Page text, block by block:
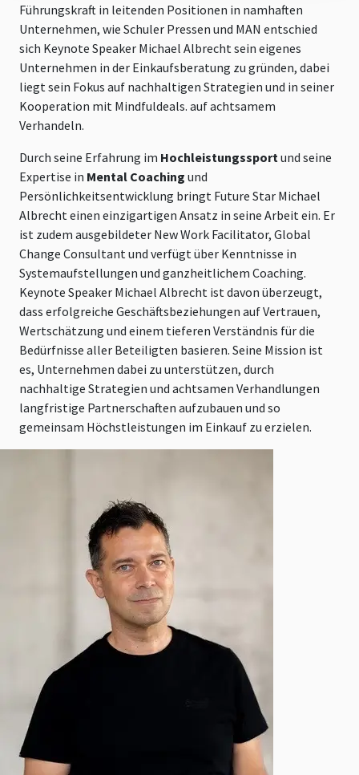
Führungskraft in leitenden Positionen in namhaften
Unternehmen, wie Schuler Pressen und MAN entschied
sich Keynote Speaker Michael Albrecht sein eigenes
Unternehmen in der Einkaufsberatung zu gründen, dabei
liegt sein Fokus auf nachhaltigen Strategien und in seiner
Kooperation mit Mindfuldeals. auf achtsamem
Verhandeln.
Durch seine Erfahrung im Hochleistungssportund seine
Expertise in Mental Coaching und
Persönlichkeitsentwicklung bringt Future Star Michael
Albrecht einen einzigartigen Ansatz in seine Arbeit ein. Er
ist zudem ausgebildeter New Work Facilitator, Global
Change Consultant und verfügt über Kenntnisse in
Systemaufstellungen und ganzheitlichem Coaching.
Keynote Speaker Michael Albrecht ist davon überzeugt,
dass erfolgreiche Geschäftsbeziehungen auf Vertrauen,
Wertschätzung und einem tieferen Verständnis für die
Bedürfnisse aller Beteiligten basieren. Seine Mission ist
es, Unternehmen dabei zu unterstützen, durch
nachhaltige Strategien und achtsamen Verhandlungen
langfristige Partnerschaften aufzubauen und so
gemeinsam Höchstleistungen im Einkauf zu erzielen.